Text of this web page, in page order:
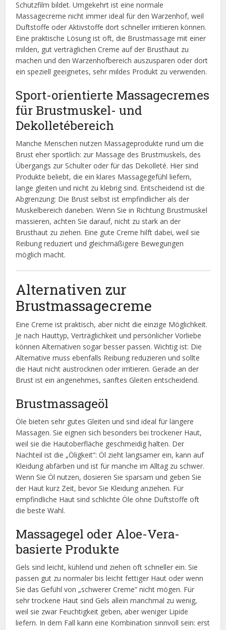
Schutzfilm bildet. Umgekehrt ist eine normale
Massagecreme nicht immer ideal für den Warzenhof, weil
Duftstoffe oder Aktivstoffe dort schneller irritieren können.
Eine praktische Lösung ist oft, die Brustmassage mit einer
milden, gut verträglichen Creme auf der Brusthaut zu
machen und den Warzenhofbereich auszusparen oder dort
ein speziell geeignetes, sehr mildes Produkt zu verwenden.
Sport-orientierte Massagecremes
für Brustmuskel- und
Dekolletébereich
Manche Menschen nutzen Massageprodukte rund um die
Brust eher sportlich: zur Massage des Brustmuskels, des
Übergangs zur Schulter oder für das Dekolleté. Hier sind
Produkte beliebt, die ein klares Massagegefühl liefern,
lange gleiten und nicht zu klebrig sind. Entscheidend ist die
Abgrenzung: Die Brust selbst ist empfindlicher als der
Muskelbereich daneben. Wenn Sie in Richtung Brustmuskel
massieren, achten Sie darauf, nicht zu stark an der
Brusthaut zu ziehen. Eine gute Creme hilft dabei, weil sie
Reibung reduziert und gleichmäßigere Bewegungen
möglich macht.
Alternativen zur
Brustmassagecreme
Eine Creme ist praktisch, aber nicht die einzige Möglichkeit.
Je nach Hauttyp, Verträglichkeit und persönlicher Vorliebe
können Alternativen sogar besser passen. Wichtig ist: Die
Alternative muss ebenfalls Reibung reduzieren und sollte
die Haut nicht austrocknen oder irritieren. Gerade an der
Brust ist ein angenehmes, sanftes Gleiten entscheidend.
Brustmassageöl
Öle bieten sehr gutes Gleiten und sind ideal für längere
Massagen. Sie eignen sich besonders bei trockener Haut,
weil sie die Hautoberfläche geschmeidig halten. Der
Nachteil ist die „Öligkeit“: Öl zieht langsamer ein, kann auf
Kleidung abfärben und ist für manche im Alltag zu schwer.
Wenn Sie Öl nutzen, dosieren Sie sparsam und geben Sie
der Haut kurz Zeit, bevor Sie Kleidung anziehen. Für
empfindliche Haut sind schlichte Öle ohne Duftstoffe oft
die beste Wahl.
Massagegel oder Aloe-Vera-
basierte Produkte
Gels sind leicht, kühlend und ziehen oft schneller ein. Sie
passen gut zu normaler bis leicht fettiger Haut oder wenn
Sie das Gefühl von „schwerer Creme“ nicht mögen. Für
sehr trockene Haut sind Gels allein manchmal zu wenig,
weil sie zwar Feuchtigkeit geben, aber weniger Lipide
liefern. In dem Fall kann eine Kombination sinnvoll sein: erst